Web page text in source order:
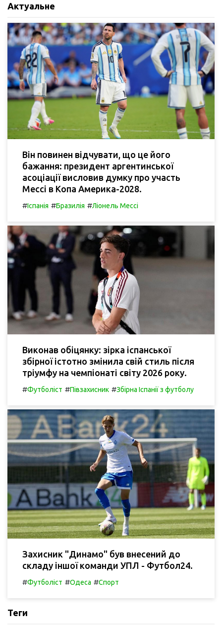
Актуальне
Він повинен відчувати, що це його
бажання: президент аргентинської
асоціації висловив думку про участь
Мессі в Копа Америка-2028.
#Іспанія #Бразилія #Ліонель Мессі
Виконав обіцянку: зірка іспанської
збірної істотно змінила свій стиль після
тріумфу на чемпіонаті світу 2026 року.
#Футболіст #Півзахисник #Збірна Іспанії з футболу
Захисник "Динамо" був внесений до
складу іншої команди УПЛ - Футбол24.
#Футболіст #Одеса #Спорт
Теги